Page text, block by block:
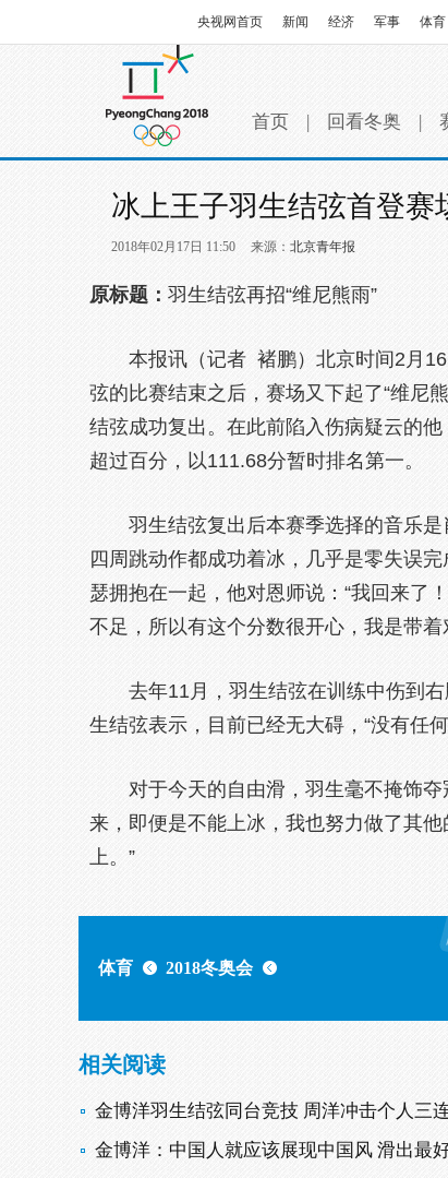
央视网首页 新闻 经济 军事 体育
首页 | 回看冬奥 |
冰上王子羽生结弦首登赛
2018年02月17日 11:50 来源： 北京青年报
原标题： 羽生结弦再招“维尼熊雨”
本报讯（记者 褚鹏）北京时间2月
弦的比赛结束之后，赛场又下起了“维尼
结弦成功复出。在此前陷入伤病疑云的
超过百分，以111.68分暂时排名第一。
羽生结弦复出后本赛季选择的音乐
四周跳动作都成功着冰，几乎是零失误
瑟拥抱在一起，他对恩师说：“我回来了
不足，所以有这个分数很开心，我是带
去年11月，羽生结弦在训练中伤到
生结弦表示，目前已经无大碍，“没有任
对于今天的自由滑，羽生毫不掩饰
来，即便是不能上冰，我也努力做了其
上。”
体育 2018冬奥会
相关阅读
金博洋羽生结弦同台竞技 周洋冲击个人三
金博洋：中国人就应该展现中国风 滑出最